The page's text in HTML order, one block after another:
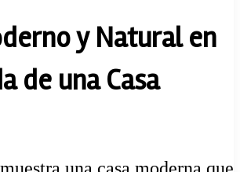
y Natural en
de una Casa